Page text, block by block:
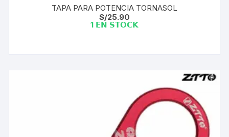
TAPA PARA POTENCIA TORNASOL
S/25.90
1 𝗘𝗡 𝗦𝗧𝗢𝗖𝗞